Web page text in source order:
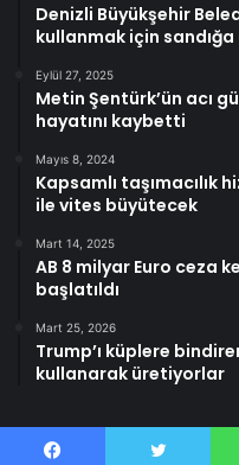
Denizli Büyükşehir
kullanmak için
Eylül 27, 2025
Metin Şentürk’ün acı
hayatını kaybetti
Mayıs 8, 2024
Kapsamlı taşımacılık
ile vites büyütecek
Mart 14, 2025
AB 8 milyar Euro ceza
başlatıldı
Mart 25, 2026
Trump’ı küplere
kullanarak üretiyorlar